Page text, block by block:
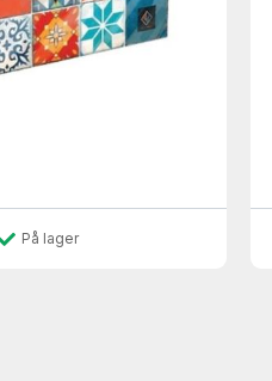
På lager